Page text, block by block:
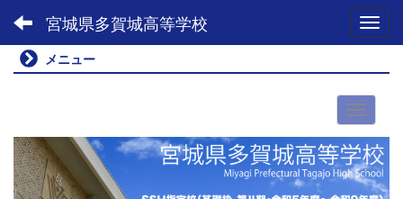
宮城県多賀城高等学校
メニュー